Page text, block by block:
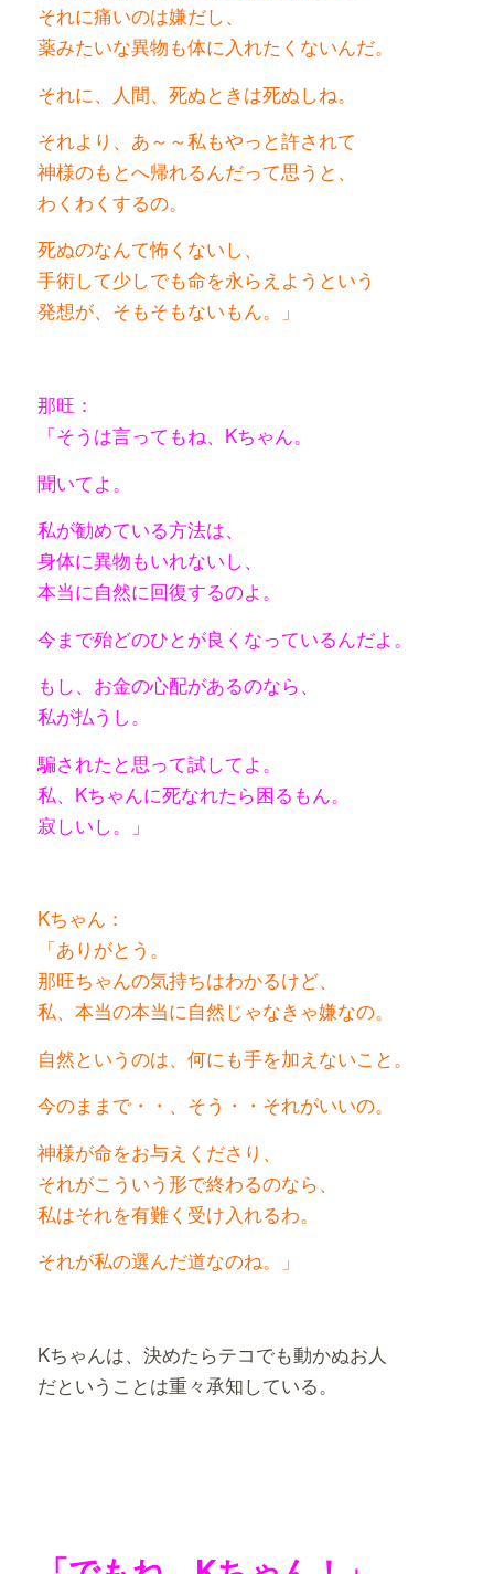
それに痛いのは嫌だし、
薬みたいな異物も体に入れたくないんだ。
それに、人間、死ぬときは死ぬしね。
それより、あ～～私もやっと許されて
神様のもとへ帰れるんだって思うと、
わくわくするの。
死ぬのなんて怖くないし、
手術して少しでも命を永らえようという
発想が、そもそもないもん。」
那旺：
「そうは言ってもね、Kちゃん。
聞いてよ。
私が勧めている方法は、
身体に異物もいれないし、
本当に自然に回復するのよ。
今まで殆どのひとが良くなっているんだよ。
もし、お金の心配があるのなら、
私が払うし。
騙されたと思って試してよ。
私、Kちゃんに死なれたら困るもん。
寂しいし。」
Kちゃん：
「ありがとう。
那旺ちゃんの気持ちはわかるけど、
私、本当の本当に自然じゃなきゃ嫌なの。
自然というのは、何にも手を加えないこと。
今のままで・・、そう・・それがいいの。
神様が命をお与えくださり、
それがこういう形で終わるのなら、
私はそれを有難く受け入れるわ。
それが私の選んだ道なのね。」
Kちゃんは、決めたらテコでも動かぬお人
だということは重々承知している。